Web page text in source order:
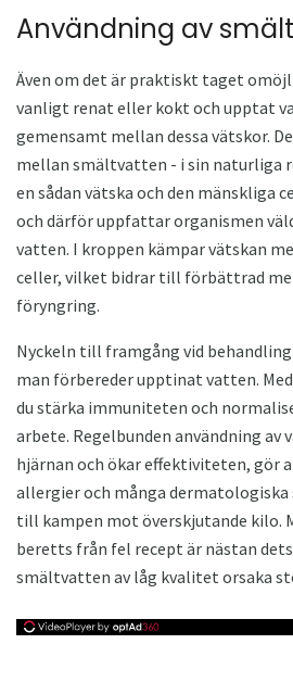
Användning av
Även om det är praktiskt taget
vanligt renat eller kokt och upptat
gemensamt mellan dessa vätskor.
mellan smältvatten - i sin naturliga
en sådan vätska och den mänskliga
och därför uppfattar organismen
vatten. I kroppen kämpar vätskan
celler, vilket bidrar till förbättrad
föryngring.
Nyckeln till framgång vid
man förbereder upptinat vatten.
du stärka immuniteten och
arbete. Regelbunden användning
hjärnan och ökar effektiviteten, gör
allergier och många
till kampen mot överskjutande kilo.
beretts från fel recept är nästan
smältvatten av låg kvalitet orsaka